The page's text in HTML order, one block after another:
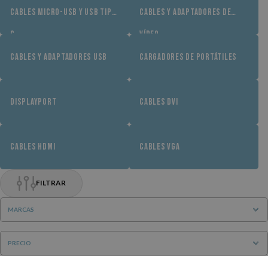
CABLES MICRO-USB Y USB TIPO
C
CABLES Y ADAPTADORES DE
VÍDEO
CABLES Y ADAPTADORES USB
CARGADORES DE PORTÁTILES
DISPLAYPORT CABLES DVI
CABLES HDMI CABLES VGA
FILTRAR
MARCAS
PRECIO